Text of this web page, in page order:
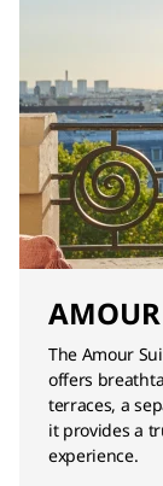
The Amour
offers
terraces, a
it provides a
experience.